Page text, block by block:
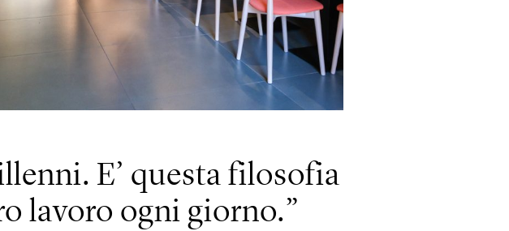
E’ questa filosofia
lavoro ogni giorno.